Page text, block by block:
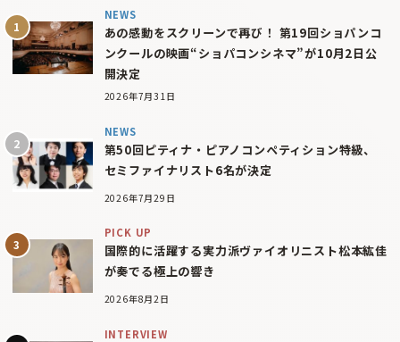
NEWS
あの感動をスクリーンで再び！ 第19回ショパンコ
ンクールの映画“ショパコンシネマ”が10月2日公
開決定
2026年7月31日
NEWS
第50回ピティナ・ピアノコンペティション特級、
セミファイナリスト6名が決定
2026年7月29日
PICK UP
国際的に活躍する実力派ヴァイオリニスト松本紘佳
が奏でる極上の響き
2026年8月2日
INTERVIEW